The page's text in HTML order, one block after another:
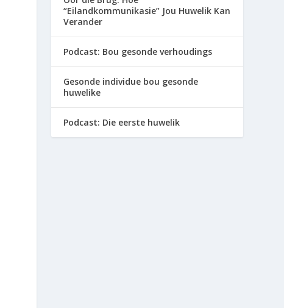
“Eilandkommunikasie” Jou Huwelik Kan
Verander
Podcast: Bou gesonde verhoudings
Gesonde individue bou gesonde
huwelike
Podcast: Die eerste huwelik